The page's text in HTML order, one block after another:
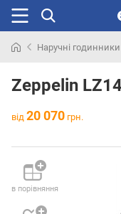
раніше
Наручні годинники
Zeppelin
від 20 070 грн.
в порівняння